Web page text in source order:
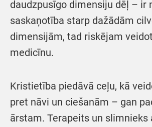
daudzpusīgo dimensiju dēļ – ir
saskaņotība starp dažādām
dimensijām, tad riskējam
medicīnu.
Kristietība piedāvā ceļu, kā
pret nāvi un ciešanām – gan
ārstam. Terapeits un slimnieks